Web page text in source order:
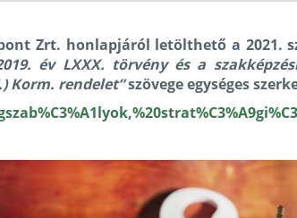
Zrt. honlapjáról letölthető a 2021.
év LXXX. törvény és a
Korm. rendelet”szövege egységes